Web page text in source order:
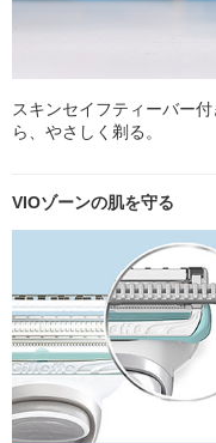
スキンセイフティーバー
ら、やさしく剃る。
VIOゾーンの肌を守る